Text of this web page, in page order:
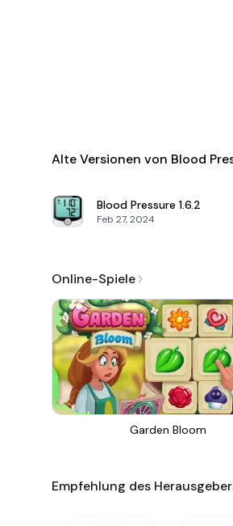
Alte Versionen von Blood
Blood Pressure 1.6.2
Feb 27, 2024
Online-Spiele
Garden Bloom
Empfehlung des